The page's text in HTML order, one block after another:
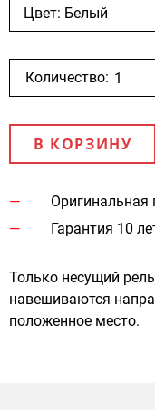
Цвет: Белый
Количество:
В КОРЗИНУ
Оригинальная
Гарантия 10
Только несущий
навешиваются
положенное место.